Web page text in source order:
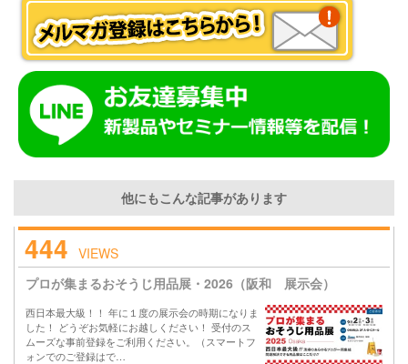
他にもこんな記事があります
444 VIEWS
プロが集まるおそうじ用品展・2026（阪和 展示会）
西日本最大級！！ 年に１度の展示会の時期になりま
した！ どうぞお気軽にお越しください！ 受付のス
ムーズな事前登録をご利用ください。（スマートフ
ォンでのご登録はで…